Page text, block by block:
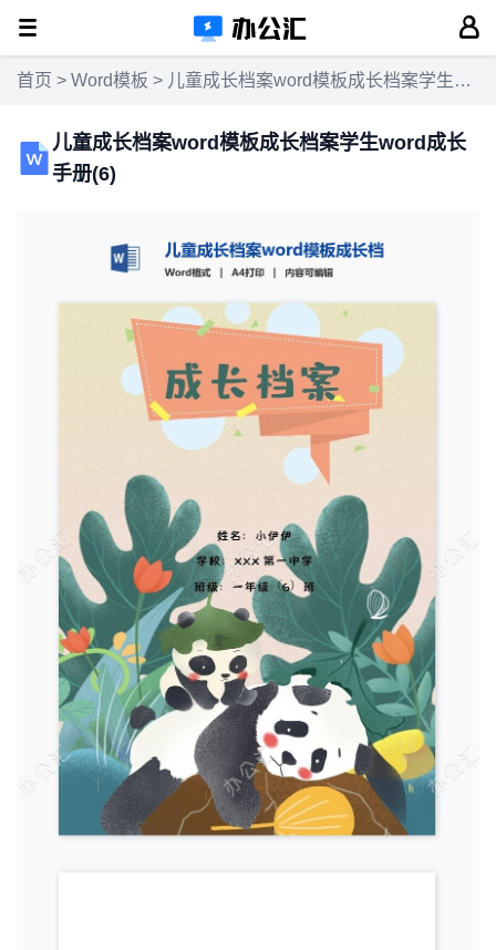
首页 > Word模板 > 儿童成长档案word模板成长档案学生word成长手册(6)
儿童成长档案word模板成长档案学生word成长
手册(6)